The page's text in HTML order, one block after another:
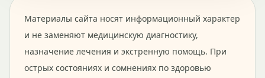
Материалы сайта носят информационный характер
и не заменяют медицинскую диагностику,
назначение лечения и экстренную помощь. При
острых состояниях и сомнениях по здоровью